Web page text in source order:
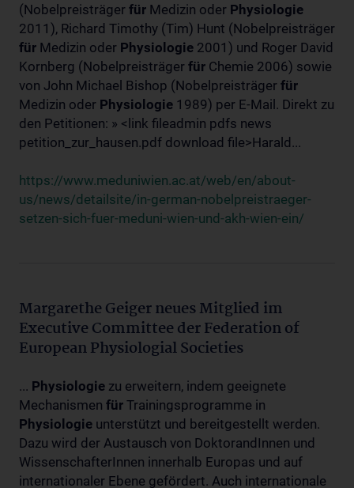
(Nobelpreisträger für Medizin oder Physiologie
2011), Richard Timothy (Tim) Hunt (Nobelpreisträger
für Medizin oder Physiologie 2001) und Roger David
Kornberg (Nobelpreisträger für Chemie 2006) sowie
von John Michael Bishop (Nobelpreisträger für
Medizin oder Physiologie 1989) per E-Mail. Direkt zu
den Petitionen: » <link fileadmin pdfs news
petition_zur_hausen.pdf download file>Harald...
https://www.meduniwien.ac.at/web/en/about-
us/news/detailsite/in-german-nobelpreistraeger-
setzen-sich-fuer-meduni-wien-und-akh-wien-ein/
Margarethe Geiger neues Mitglied im
Executive Committee der Federation of
European Physiologial Societies
... Physiologie zu erweitern, indem geeignete
Mechanismen für Trainingsprogramme in
Physiologie unterstützt und bereitgestellt werden.
Dazu wird der Austausch von DoktorandInnen und
WissenschafterInnen innerhalb Europas und auf
internationaler Ebene gefördert. Auch internationale